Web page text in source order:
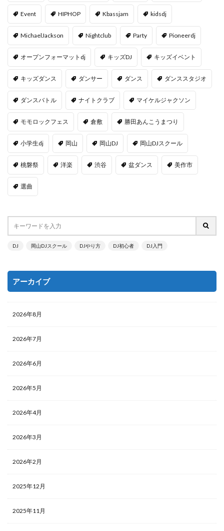
Event HIPHOP Kbassjam kidsdj
MichaelJackson Nightclub Party Pioneerdj
オープンフォーマットdj キッズDJ キッズイベント
キッズダンス ダンサー ダンス ダンススタジオ
ダンスバトル ナイトクラブ マイケルジャクソン
モモロックフェス 倉敷 勝田あんこうまつり
小学生dj 岡山 岡山DJ 岡山DJスクール
桃磐祭 洋楽 渋谷 盆ダンス 美作市
選曲
DJ 岡山DJスクール DJやり方 DJ初心者 DJ入門
アーカイブ
2026年8月
2026年7月
2026年6月
2026年5月
2026年4月
2026年3月
2026年2月
2025年12月
2025年11月